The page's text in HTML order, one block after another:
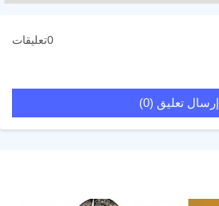
0تعليقات
إرسال تعليق (0)